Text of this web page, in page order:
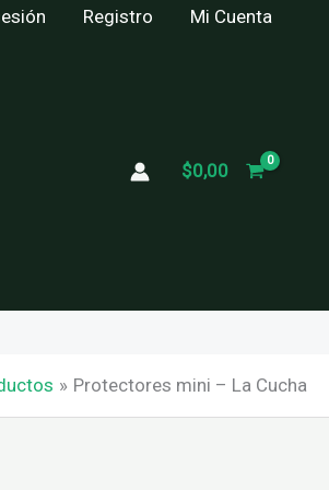
Registro Mi Cuenta
$0,00
Protectores mini – La Cucha